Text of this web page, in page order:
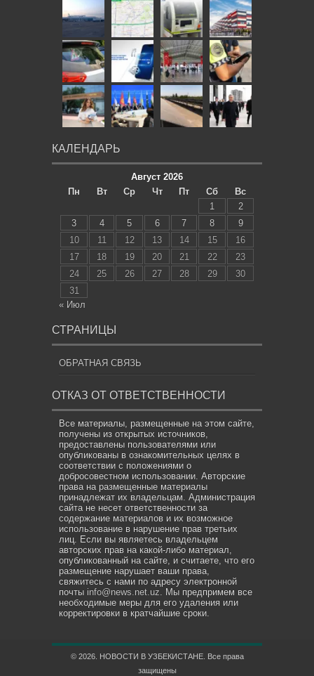
КАЛЕНДАРЬ
Август 2026
Пн
Вт Ср Чт Пт Сб
Вс
1
2
3
4 5 6 7 8
9
10
11 12 13 14 15
16
17
18 19 20 21 22
23
24
25 26 27 28 29
30
31
« Июл
СТРАНИЦЫ
ОБРАТНАЯ СВЯЗЬ
ОТКАЗ ОТ ОТВЕТСТВЕННОСТИ
Все материалы, размещенные на этом сайте,
получены из открытых источников,
предоставлены пользователями или
опубликованы в ознакомительных целях в
соответствии с положениями о
добросовестном использовании. Авторские
права на размещенные материалы
принадлежат их владельцам. Администрация
сайта не несет ответственности за
содержание материалов и их возможное
использование в нарушение прав третьих
лиц. Если вы являетесь владельцем
авторских прав на какой-либо материал,
опубликованный на сайте, и считаете, что его
размещение нарушает ваши права,
свяжитесь с нами по адресу электронной
почты info@news.net.uz . Мы предпримем все
необходимые меры для его удаления или
корректировки в кратчайшие сроки.
© 2026. НОВОСТИ В УЗБЕКИСТАНЕ. Все права
защищены